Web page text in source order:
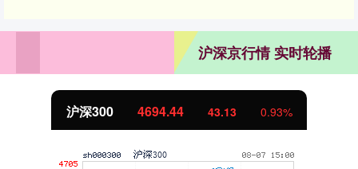
沪深京行情 实时轮播
沪深300 4694.44 43.13 0.93%